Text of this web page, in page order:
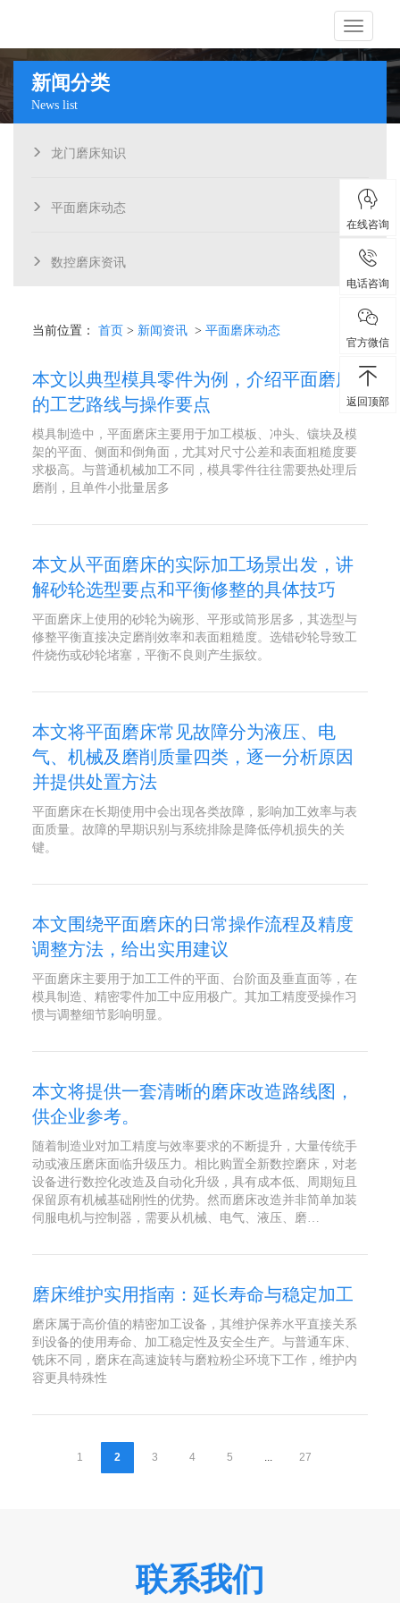
导
新闻分类
News list
龙门磨床知识
平面磨床动态
数控磨床资讯
当前位置： 首页 > 新闻资讯> 平面磨床动态
本文以典型模具零件为例，介绍平面磨床
的工艺路线与操作要点
模具制造中，平面磨床主要用于加工模板、冲头、镶块及模
架的平面、侧面和倒角面，尤其对尺寸公差和表面粗糙度要
求极高。与普通机械加工不同，模具零件往往需要热处理后
磨削，且单件小批量居多
本文从平面磨床的实际加工场景出发，讲
解砂轮选型要点和平衡修整的具体技巧
平面磨床上使用的砂轮为碗形、平形或筒形居多，其选型与
修整平衡直接决定磨削效率和表面粗糙度。选错砂轮导致工
件烧伤或砂轮堵塞，平衡不良则产生振纹。
本文将平面磨床常见故障分为液压、电
气、机械及磨削质量四类，逐一分析原因
并提供处置方法
平面磨床在长期使用中会出现各类故障，影响加工效率与表
面质量。故障的早期识别与系统排除是降低停机损失的关
键。
本文围绕平面磨床的日常操作流程及精度
调整方法，给出实用建议
平面磨床主要用于加工工件的平面、台阶面及垂直面等，在
模具制造、精密零件加工中应用极广。其加工精度受操作习
惯与调整细节影响明显。
本文将提供一套清晰的磨床改造路线图，
供企业参考。
随着制造业对加工精度与效率要求的不断提升，大量传统手
动或液压磨床面临升级压力。相比购置全新数控磨床，对老
设备进行数控化改造及自动化升级，具有成本低、周期短且
保留原有机械基础刚性的优势。然而磨床改造并非简单加装
伺服电机与控制器，需要从机械、电气、液压、磨…
磨床维护实用指南：延长寿命与稳定加工
磨床属于高价值的精密加工设备，其维护保养水平直接关系
到设备的使用寿命、加工稳定性及安全生产。与普通车床、
铣床不同，磨床在高速旋转与磨粒粉尘环境下工作，维护内
容更具特殊性
1 2 3 4 5 ... 27
联系我们
在线咨询
电话咨询
官方微信
返回顶部